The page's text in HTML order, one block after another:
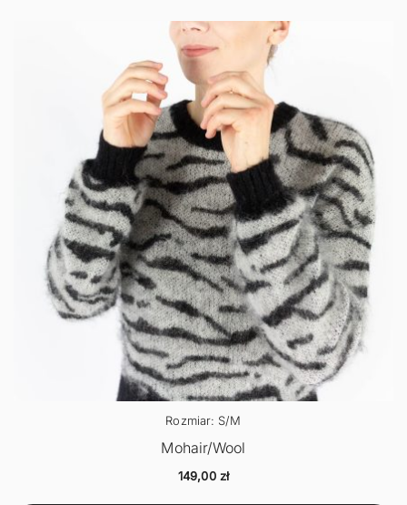
Rozmiar: S/M
Mohair/Wool
149,00 zł